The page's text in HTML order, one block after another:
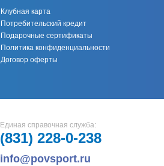
Клубная карта
Потребительский кредит
Подарочные сертификаты
Политика конфиденциальности
Договор оферты
Единая справочная служба:
(831) 228-0-238
info@povsport.ru